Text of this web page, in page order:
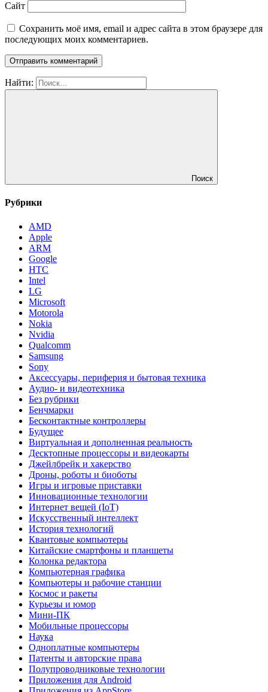
Сайт
Сохранить моё имя, email и адрес сайта в этом браузере для
последующих моих комментариев.
Найти:
Поиск
Рубрики
AMD
Apple
ARM
Google
HTC
Intel
LG
Microsoft
Motorola
Nokia
Nvidia
Qualcomm
Samsung
Sony
Аксессуары, периферия и бытовая техника
Аудио- и видеотехника
Без рубрики
Бенчмарки
Бесконтактные контроллеры
Будущее
Виртуальная и дополненная реальность
Десктопные процессоры и видеокарты
Джейлбрейк и хакерство
Дроны, роботы и биоботы
Игры и игровые приставки
Инновационные технологии
Интернет вещей (IoT)
Искусственный интеллект
История технологий
Квантовые компьютеры
Китайские смартфоны и планшеты
Колонка редактора
Компьютерная графика
Компьютеры и рабочие станции
Космос и ракеты
Курьезы и юмор
Мини-ПК
Мобильные процессоры
Наука
Одноплатные компьютеры
Патенты и авторские права
Полупроводниковые технологии
Приложения для Android